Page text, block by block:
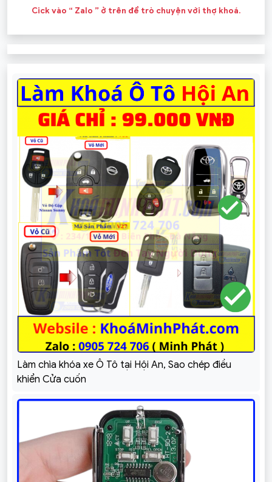
Cick vào “ Zalo ” ở trên để trò chuyện với thợ khoá.
Làm chìa khóa xe Ô Tô tại Hội An, Sao chép điều
khiển Cửa cuốn